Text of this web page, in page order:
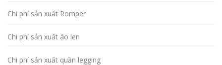
Chi phí sản xuất Romper
Chi phí sản xuất áo len
Chi phí sản xuất quần legging